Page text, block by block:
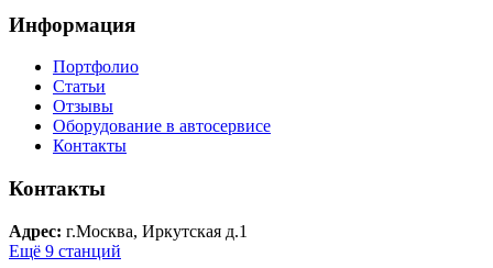
Информация
Портфолио
Статьи
Отзывы
Оборудование в автосервисе
Контакты
Контакты
Адрес: г.Москва, Иркутская д.1
Ещё 9 станций